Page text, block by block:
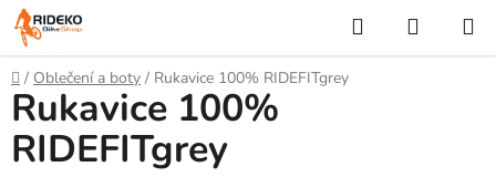
Přejít
na
obsah
Hledat
KOŠÍK
Domů
/ Oblečení a boty / Rukavice 100% RIDEFITgrey
Rukavice 100%
RIDEFITgrey